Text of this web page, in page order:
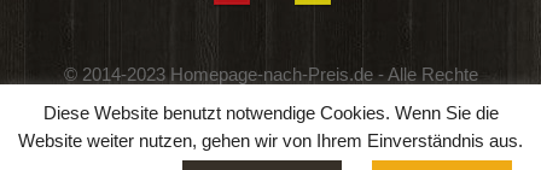
© 2014-2023 Homepage-nach-Preis.de - Alle Rechte
Geschäftsbedingungen
Diese Website benutzt notwendige Cookies. Wenn Sie die
Website weiter nutzen, gehen wir von Ihrem Einverständnis aus.